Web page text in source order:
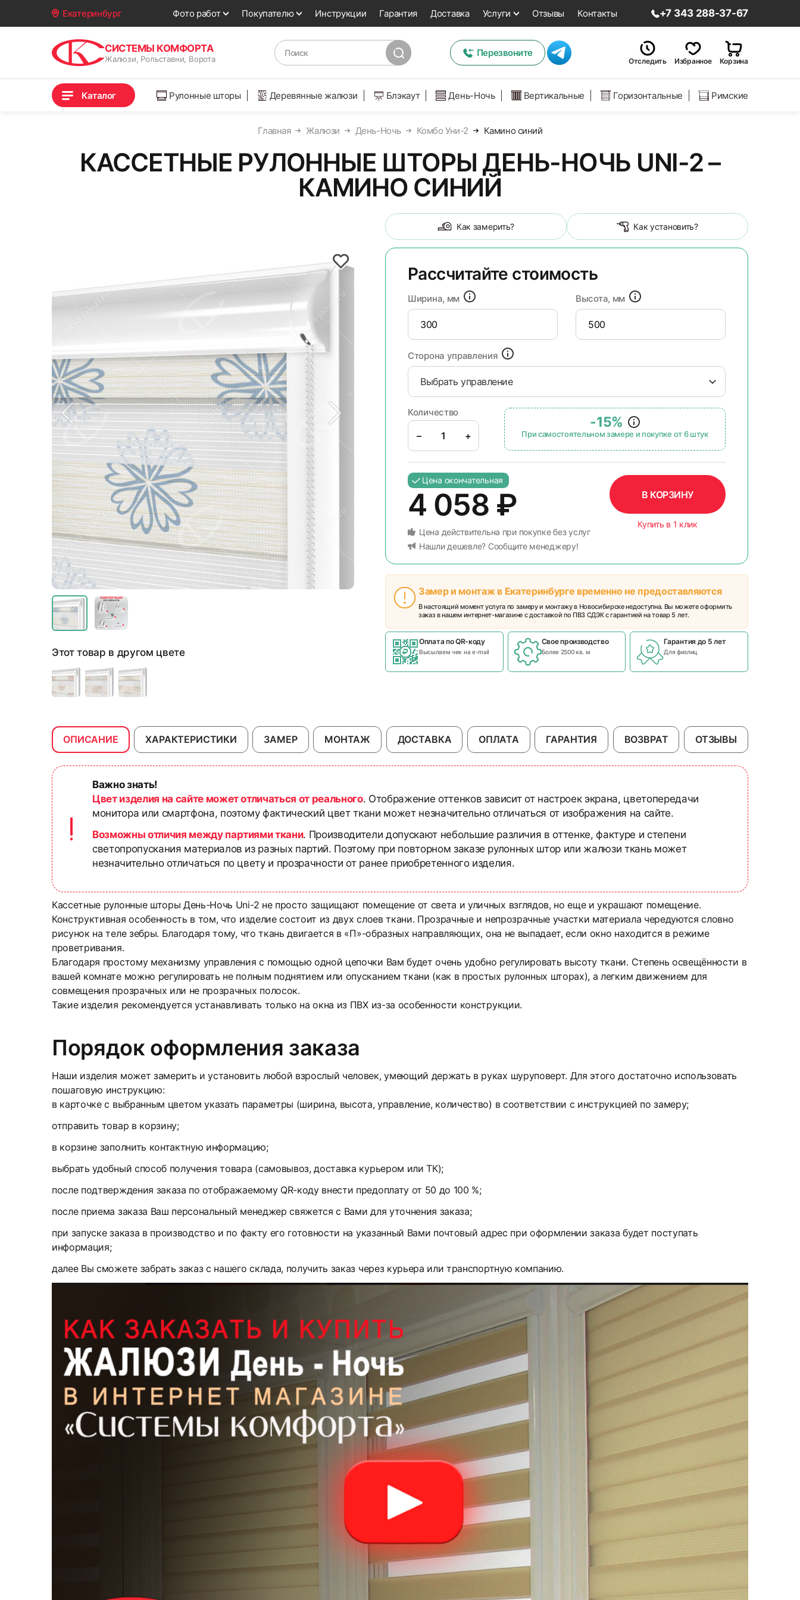
Екатеринбург Фото работ Покупателю Инструкции Гарантия Доставка Услуги Отзывы Контакты +7 343 288-37-67
СИСТЕМЫ КОМФОРТА
Жалюзи, Рольставни, Ворота
Перезвоните
Отследить Избранное Корзина
Каталог Рулонные шторы Деревянные жалюзи Блэкаут День-Ночь Вертикальные Горизонтальные Римские
Главная Жалюзи День-Ночь Комбо Уни-2 Камино синий
КАССЕТНЫЕ РУЛОННЫЕ ШТОРЫ ДЕНЬ-НОЧЬ UNI-2 –
КАМИНО СИНИЙ
Как замерить? Как установить?
Этот товар в другом цвете
Рассчитайте стоимость
Ширина, мм Высота, мм
Сторона управления
Выбрать управление
Количество
– +
-15%
При самостоятельном замере и покупке от 6 штук
Цена окончательная
4 058 ₽
Цена действительна при покупке без услуг
Нашли дешевле? Сообщите менеджеру!
В КОРЗИНУ
Купить в 1 клик
Замер и монтаж в Екатеринбурге временно не предоставляются
В настоящий момент услуга по замеру и монтажу в Новосибирске недоступна. Вы можете оформить
заказ в нашем интернет-магазине с доставкой по ПВЗ СДЭК с гарантией на товар 5 лет.
Оплата по QR-коду
Высылаем чек на e-mail
Свое производство
Более 2500 кв. м
Гарантия до 5 лет
Для физлиц
ОПИСАНИЕ ХАРАКТЕРИСТИКИ ЗАМЕР МОНТАЖ ДОСТАВКА ОПЛАТА ГАРАНТИЯ ВОЗВРАТ ОТЗЫВЫ
Важно знать!
Цвет изделия на сайте может отличаться от реального. Отображение оттенков зависит от настроек экрана, цветопередачи
монитора или смартфона, поэтому фактический цвет ткани может незначительно отличаться от изображения на сайте.
Возможны отличия между партиями ткани. Производители допускают небольшие различия в оттенке, фактуре и степени
светопропускания материалов из разных партий. Поэтому при повторном заказе рулонных штор или жалюзи ткань может
незначительно отличаться по цвету и прозрачности от ранее приобретенного изделия.
Кассетные рулонные шторы День-Ночь Uni-2 не просто защищают помещение от света и уличных взглядов, но еще и украшают помещение.
Конструктивная особенность в том, что изделие состоит из двух слоев ткани. Прозрачные и непрозрачные участки материала чередуются словно
рисунок на теле зебры. Благодаря тому, что ткань двигается в «П»-образных направляющих, она не выпадает, если окно находится в режиме
проветривания.
Благодаря простому механизму управления с помощью одной цепочки Вам будет очень удобно регулировать высоту ткани. Степень освещённости в
вашей комнате можно регулировать не полным поднятием или опусканием ткани (как в простых рулонных шторах), а легким движением для
совмещения прозрачных или не прозрачных полосок.
Такие изделия рекомендуется устанавливать только на окна из ПВХ из-за особенности конструкции.
Порядок оформления заказа
Наши изделия может замерить и установить любой взрослый человек, умеющий держать в руках шуруповерт. Для этого достаточно использовать
пошаговую инструкцию:
в карточке с выбранным цветом указать параметры (ширина, высота, управление, количество) в соответствии с инструкцией по замеру;
отправить товар в корзину;
в корзине заполнить контактную информацию;
выбрать удобный способ получения товара (самовывоз, доставка курьером или ТК);
после подтверждения заказа по отображаемому QR-коду внести предоплату от 50 до 100 %;
после приема заказа Ваш персональный менеджер свяжется с Вами для уточнения заказа;
при запуске заказа в производство и по факту его готовности на указанный Вами почтовый адрес при оформлении заказа будет поступать
информация;
далее Вы сможете забрать заказ с нашего склада, получить заказ через курьера или транспортную компанию.